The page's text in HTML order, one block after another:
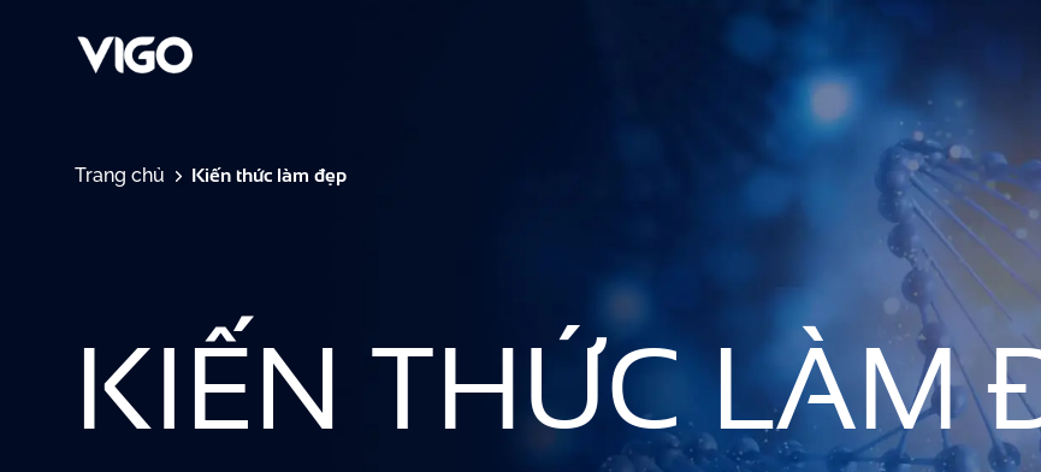
Trang chủ Kiến thức làm đẹp
KIẾN THỨC LÀM